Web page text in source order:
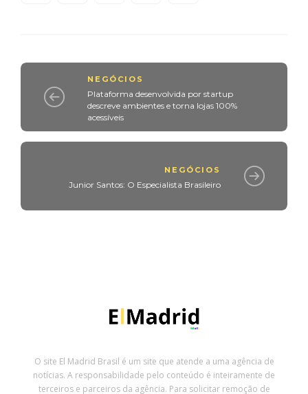
NEGÓCIOS
Plataforma desenvolvida por startup
descreve ambientes e torna lojas 100%
acessíveis
NEGÓCIOS
Junior Santos: O Especialista Brasileiro
O site El Madrid Brasil é um site que atende a uma agência de
notícias. A responsabilidade pelo conteúdo é inteiramente de
terceiros e parceiros da agência. Para solicitar remoção de